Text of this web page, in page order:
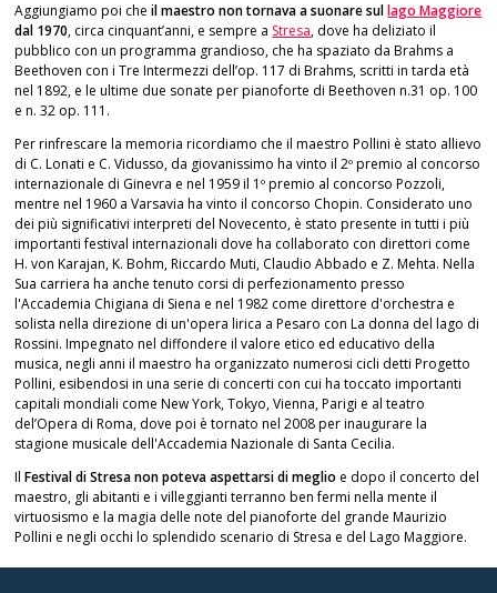
Aggiungiamo poi cheil maestro non tornava a suonare sullago Maggiore
dal 1970, circa cinquant’anni, e sempre a Stresa, dove ha deliziato il
pubblico con un programma grandioso, che ha spaziato da Brahms a
Beethoven con i Tre Intermezzi dell’op. 117 di Brahms, scritti in tarda età
nel 1892, e le ultime due sonate per pianoforte di Beethoven n.31 op. 100
e n. 32 op. 111.
Per rinfrescare la memoria ricordiamo che il maestro Pollini è stato allievo
di C. Lonati e C. Vidusso, da giovanissimo ha vinto il 2º premio al concorso
internazionale di Ginevra e nel 1959 il 1º premio al concorso Pozzoli,
mentre nel 1960 a Varsavia ha vinto il concorso Chopin. Considerato uno
dei più significativi interpreti del Novecento, è stato presente in tutti i più
importanti festival internazionali dove ha collaborato con direttori come
H. von Karajan, K. Bohm, Riccardo Muti, Claudio Abbado e Z. Mehta. Nella
Sua carriera ha anche tenuto corsi di perfezionamento presso
l'Accademia Chigiana di Siena e nel 1982 come direttore d'orchestra e
solista nella direzione di un'opera lirica a Pesaro con La donna del lago di
Rossini. Impegnato nel diffondere il valore etico ed educativo della
musica, negli anni il maestro ha organizzato numerosi cicli detti Progetto
Pollini, esibendosi in una serie di concerti con cui ha toccato importanti
capitali mondiali come New York, Tokyo, Vienna, Parigi e al teatro
del’Opera di Roma, dove poi è tornato nel 2008 per inaugurare la
stagione musicale dell'Accademia Nazionale di Santa Cecilia.
IlFestival di Stresa non poteva aspettarsi di meglio e dopo il concerto del
maestro, gli abitanti e i villeggianti terranno ben fermi nella mente il
virtuosismo e la magia delle note del pianoforte del grande Maurizio
Pollini e negli occhi lo splendido scenario di Stresa e del Lago Maggiore.